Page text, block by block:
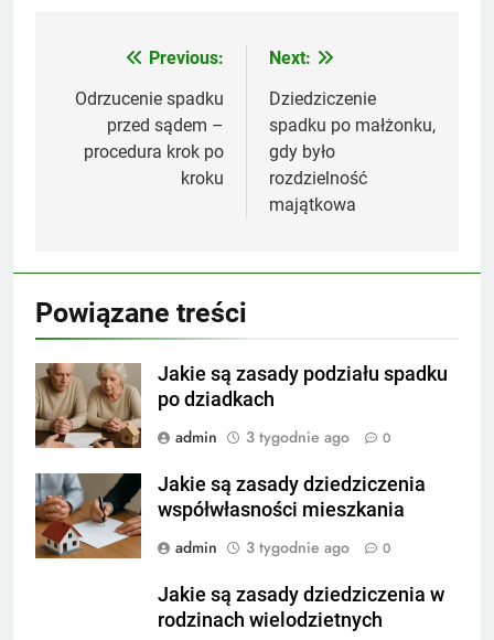
Nawigacja
wpisu
Previous:
Odrzucenie spadku
przed sądem –
procedura krok po
kroku
Next:
Dziedziczenie
spadku po małżonku,
gdy było
rozdzielność
majątkowa
Powiązane treści
Jakie są zasady podziału spadku
po dziadkach
admin
3 tygodnie ago 0
Jakie są zasady dziedziczenia
współwłasności mieszkania
admin
3 tygodnie ago 0
Jakie są zasady dziedziczenia w
rodzinach wielodzietnych